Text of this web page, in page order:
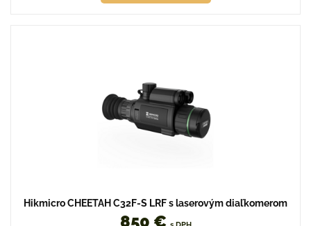
Hikmicro CHEETAH C32F-S LRF s laserovým diaľkomerom
850 €